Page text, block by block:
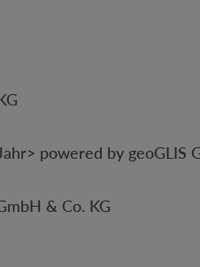
powered by geoGLIS
& Co. KG